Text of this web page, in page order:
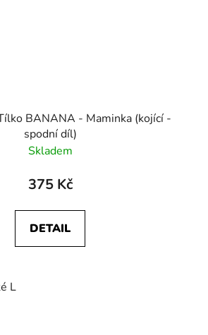
BANANA - Maminka (kojící -
spodní díl)
Skladem
375 Kč
DETAIL
L